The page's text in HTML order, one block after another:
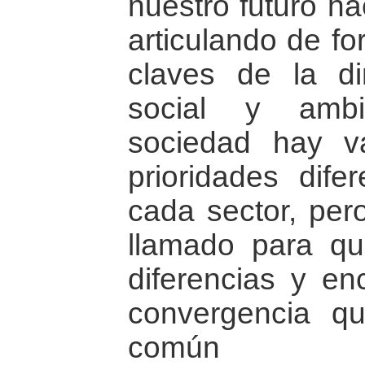
articulando de
claves de la
social y
sociedad hay
prioridades
cada sector,
llamado para
diferencias y
convergencia
común